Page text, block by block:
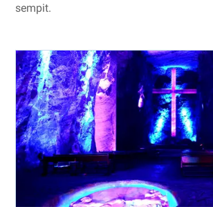
sempit.